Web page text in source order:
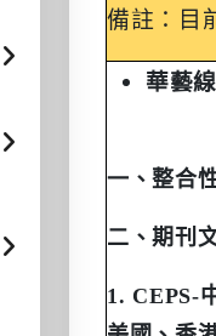
備註：目
華藝
一、整合
二、期刊
1. CEPS-